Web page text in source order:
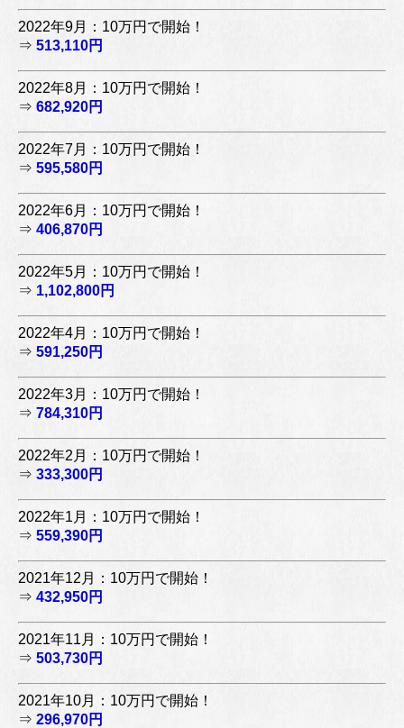
2022年9月：10万円で開始！
⇒ 513,110円
2022年8月：10万円で開始！
⇒ 682,920円
2022年7月：10万円で開始！
⇒ 595,580円
2022年6月：10万円で開始！
⇒ 406,870円
2022年5月：10万円で開始！
⇒ 1,102,800円
2022年4月：10万円で開始！
⇒ 591,250円
2022年3月：10万円で開始！
⇒ 784,310円
2022年2月：10万円で開始！
⇒ 333,300円
2022年1月：10万円で開始！
⇒ 559,390円
2021年12月：10万円で開始！
⇒ 432,950円
2021年11月：10万円で開始！
⇒ 503,730円
2021年10月：10万円で開始！
⇒ 296,970円